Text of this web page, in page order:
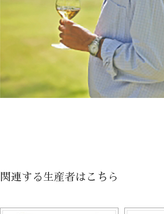
関連する生産者はこちら